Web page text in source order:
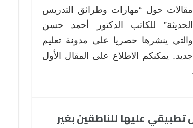
مقالات حول “مهارات وطرائق التدريس
الحديثة” للكاتب الدكتور أحمد حسن
والتي ينشرها حصريا على مدونة تعليم
جديد. يمكنكم الاطلاع على المقال الأول
عليها للناطقين بغير